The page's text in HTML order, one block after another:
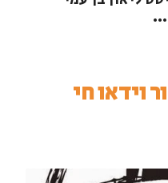
וידאו חי